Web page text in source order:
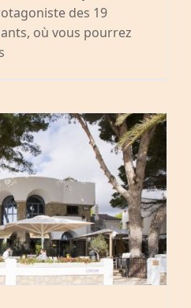
des 19
où vous pourrez